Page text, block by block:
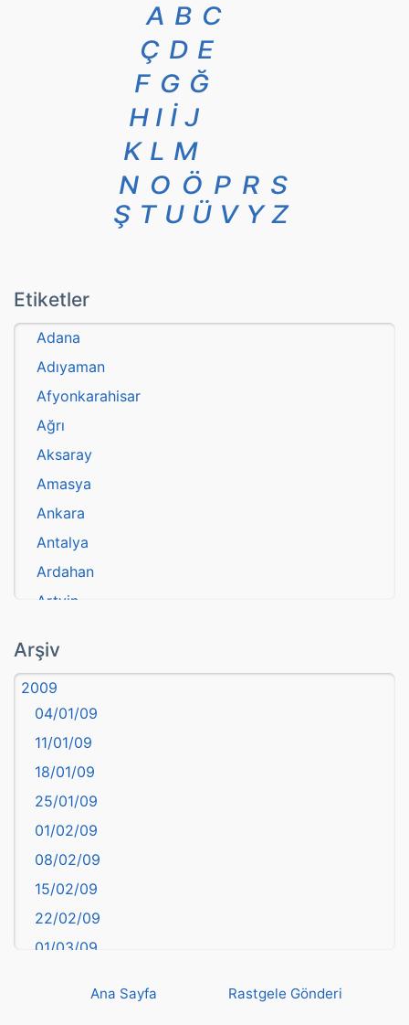
A B C
Ç D E
F G Ğ
H I İ J
K L M
N O Ö P R S
Ş T U Ü V Y Z
Etiketler
Adana
Adıyaman
Afyonkarahisar
Ağrı
Aksaray
Amasya
Ankara
Antalya
Ardahan
Artvin
Aydın
Balıkesir
Bartın
başkentler
Batman
Bayburt
Bilecik
Bingöl
Bitlis
Bolu
Burdur
Arşiv
2009
04/01/09
11/01/09
18/01/09
25/01/09
01/02/09
08/02/09
15/02/09
22/02/09
01/03/09
Ana Sayfa Rastgele Gönderi